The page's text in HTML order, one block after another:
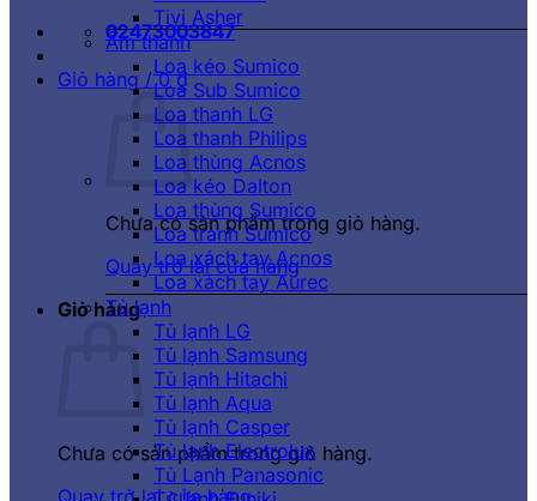
02473003847
Giỏ hàng /0₫
Chưa có sản phẩm trong giỏ hàng.
Quay trở lại cửa hàng
Giỏ hàng
Chưa có sản phẩm trong giỏ hàng.
Quay trở lại cửa hàng
Tivi Asher
Âm thanh
Loa kéo Sumico
Loa Sub Sumico
Loa thanh LG
Loa thanh Philips
Loa thùng Acnos
Loa kéo Dalton
Loa thùng Sumico
Loa tranh Sumico
Loa xách tay Acnos
Loa xách tay Aurec
Tủ lạnh
Tủ lạnh LG
Tủ lạnh Samsung
Tủ lạnh Hitachi
Tủ lạnh Aqua
Tủ lạnh Casper
Tủ lạnh Electrolux
Tủ Lạnh Panasonic